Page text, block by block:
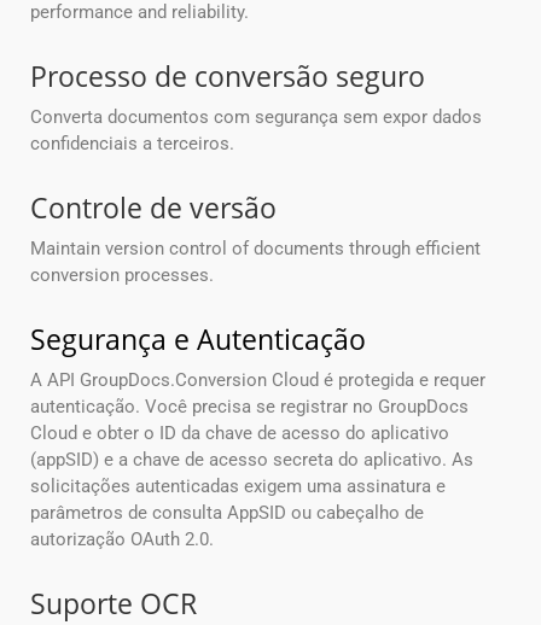
performance and reliability.
Processo de conversão seguro
Converta documentos com segurança sem expor dados
confidenciais a terceiros.
Controle de versão
Maintain version control of documents through efficient
conversion processes.
Segurança e Autenticação
A API GroupDocs.Conversion Cloud é protegida e requer
autenticação. Você precisa se registrar no GroupDocs
Cloud e obter o ID da chave de acesso do aplicativo
(appSID) e a chave de acesso secreta do aplicativo. As
solicitações autenticadas exigem uma assinatura e
parâmetros de consulta AppSID ou cabeçalho de
autorização OAuth 2.0.
Suporte OCR